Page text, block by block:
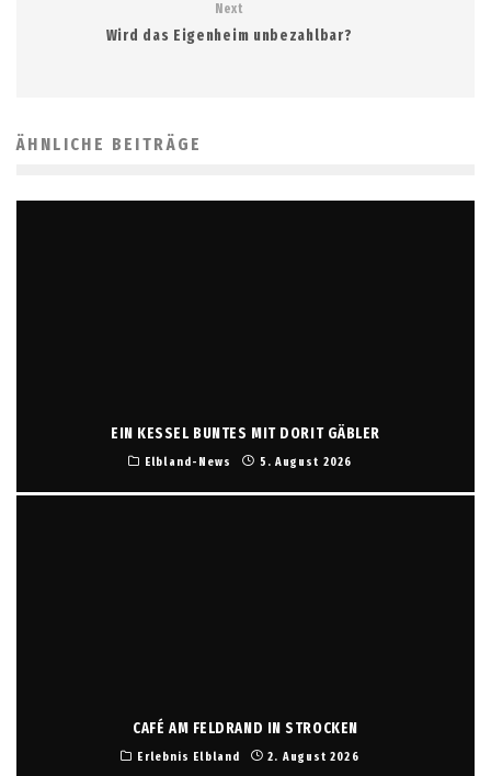
Next
Wird das Eigenheim unbezahlbar?
ÄHNLICHE BEITRÄGE
EIN KESSEL BUNTES MIT DORIT GÄBLER
Elbland-News 5. August 2026
CAFÉ AM FELDRAND IN STROCKEN
Erlebnis Elbland 2. August 2026